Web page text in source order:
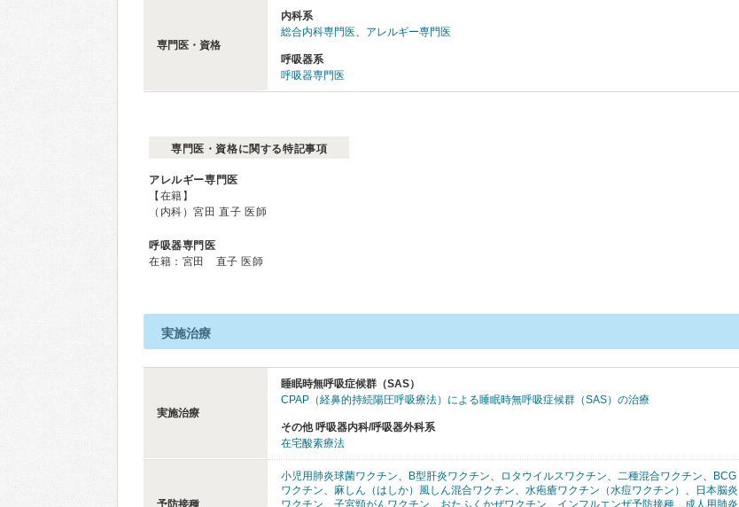
専門医・資格
内科系
総合内科専門医、 アレルギー専門医
呼吸器系
呼吸器専門医
専門医・資格に関する特記事項
アレルギー専門医
【在籍】
（内科）宮田 直子 医師
呼吸器専門医
在籍：宮田 直子 医師
実施治療
実施治療
睡眠時無呼吸症候群（SAS）
CPAP（経鼻的持続陽圧呼吸療法）による睡眠時無呼吸症候群（SAS）の治療
その他 呼吸器内科/呼吸器外科系
在宅酸素療法
予防接種
小児用肺炎球菌ワクチン、 B型肝炎ワクチン、 ロタウイルスワクチン、 二種混合ワクチン、
BCG
ワクチン、 麻しん（はしか）風しん混合ワクチン、 水疱瘡ワクチン（水痘ワクチン） 、
日本脳炎
ワクチン、 子宮頸がんワクチン、 おたふくかぜワクチン、 インフルエンザ予防接種、 成人用肺炎